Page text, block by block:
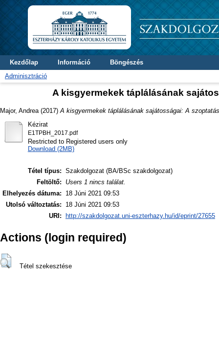
Kezdőlap Információ
Böngészés
Adminisztráció
A kisgyermekek táplálásának
Major, Andrea (2017) A kisgyermekek táplálásának sajátosságai: A
Kézirat
E1TPBH_2017.pdf
Restricted to Registered users only
Download (2MB)
Tétel típus: Szakdolgozat (BA/BSc szakdolgozat)
Feltöltő:
Users 1 nincs találat.
Elhelyezés dátuma:
18 Júni 2021 09:53
Utolsó változtatás:
18 Júni 2021 09:53
URI:
http://szakdolgozat.uni-eszterhazy.hu/id/eprint/27655
Actions (login required)
Tétel szekesztése